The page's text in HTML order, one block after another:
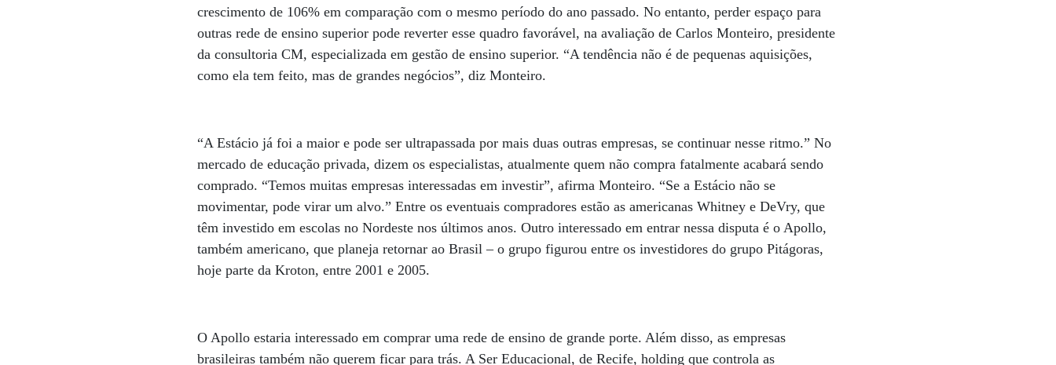
crescimento de 106% em comparação com o mesmo período do ano passado. No entanto, perder espaço para
outras rede de ensino superior pode reverter esse quadro favorável, na avaliação de Carlos Monteiro, presidente
da consultoria CM, especializada em gestão de ensino superior. “A tendência não é de pequenas aquisições,
como ela tem feito, mas de grandes negócios”, diz Monteiro.
“A Estácio já foi a maior e pode ser ultrapassada por mais duas outras empresas, se continuar nesse ritmo.” No
mercado de educação privada, dizem os especialistas, atualmente quem não compra fatalmente acabará sendo
comprado. “Temos muitas empresas interessadas em investir”, afirma Monteiro. “Se a Estácio não se
movimentar, pode virar um alvo.” Entre os eventuais compradores estão as americanas Whitney e DeVry, que
têm investido em escolas no Nordeste nos últimos anos. Outro interessado em entrar nessa disputa é o Apollo,
também americano, que planeja retornar ao Brasil – o grupo figurou entre os investidores do grupo Pitágoras,
hoje parte da Kroton, entre 2001 e 2005.
O Apollo estaria interessado em comprar uma rede de ensino de grande porte. Além disso, as empresas
brasileiras também não querem ficar para trás. A Ser Educacional, de Recife, holding que controla as